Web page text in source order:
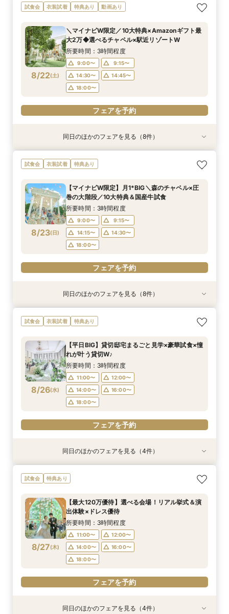
8/21(金)
【初めての見学にオススメ】見積りまでしっかり
相談★全館見学
11:00〜
12:00〜
14:00〜
16:00〜
18:00〜
フェアを予約
8/21(金)
【遠方の方◎オンライン相談会】スマホで簡単！
豪華5大特典付き
11:00〜
13:00〜
14:00〜
16:00〜
18:00〜
フェアを予約
8/21(金)
【10名～会食プラン】貸切邸宅で叶える少人数ウ
エディング相談会
11:00〜
12:00〜
14:00〜
16:00〜
18:00〜
フェアを予約
8/21(金)
【フォト・ベビー服選べる特典有】安心マタニ
ティ相談会
11:00〜
12:00〜
14:00〜
16:00〜
18:00〜
フェアを予約
試食会 衣装試着 特典あり 動画あり
8/22(土)
＼マイナビW限定／10大特典×Amazonギフト最
大2万◆選べるチャペル×駅近リゾートW
所要時間：3時間程度
9:00〜
9:15〜
14:30〜
14:45〜
18:00〜
フェアを予約
特典あり 動画あり
8/22 土)
＜初めての式場見学＞心躍る花嫁の第一歩♪ゆっ
たり相談＆見学会
9:00〜
9:15〜
14:30〜
14:45〜
18:00〜
フェアを予約
特典あり
8/22 土)
【特別婚】マタニティ婚＆パパママキッズ婚に◎
準備安心相談会*
9:00〜
9:15〜
14:30〜
14:45〜
18:00〜
フェアを予約
特典あり
8/22 土)
【料理重視の方◎】シェフ渾身コース試食＆おも
てなし料理特典
9:00〜
9:15〜
14:30〜
14:45〜
18:00〜
フェアを予約
8/22 土)
【60分クイックフェア】会場見学＆相談会*初見
学にも◎
9:00〜
9:15〜
14:30〜
14:45〜
18:00〜
フェアを予約
特典あり
8/22 土)
【全館OK】大切な”ペット”と過ごす挙式＆披露
宴フェア
9:00〜
9:15〜
14:30〜
14:45〜
18:00〜
フェアを予約
8/22 土)
【遠方の方◎オンライン相談会】スマホで簡単！
豪華5大特典付き
9:00〜
9:15〜
14:30〜
14:45〜
18:00〜
フェアを予約
特典あり
8/22 土)
【10名～会食プラン】貸切邸宅で叶える少人数ウ
エディング相談会
9:00〜
9:15〜
14:15〜
14:30〜
18:00〜
フェアを予約
特典あり
8/22 土)
【カメラマン指名可】テーマ設定で叶える充実の
フォト婚フェア
9:00〜
9:15〜
14:30〜
14:45〜
18:00〜
フェアを予約
同日のほかのフェアを見る（8件）
試食会 衣装試着 特典あり
8/23(日)
【マイナビW限定】月1*BIG＼森のチャペル×圧
巻の大階段／10大特典＆国産牛試食
所要時間：3時間程度
9:00〜
9:15〜
14:15〜
14:30〜
18:00〜
フェアを予約
特典あり 動画あり
8/23(日)
＜初めての式場見学＞心躍る花嫁の第一歩♪ゆっ
たり相談＆見学会
9:00〜
14:30〜
14:45〜
18:00〜
フェアを予約
特典あり
8/23(日)
【特別婚】マタニティ婚＆パパママキッズ婚に◎
準備安心相談会*
9:00〜
14:30〜
14:45〜
18:00〜
フェアを予約
特典あり
8/23(日)
【料理重視の方◎】シェフ渾身コース試食＆おも
てなし料理特典
9:00〜
14:30〜
14:45〜
18:00〜
フェアを予約
8/23(日)
【60分クイックフェア】会場見学＆相談会*初見
学にも◎
9:00〜
14:30〜
14:45〜
18:00〜
フェアを予約
特典あり
8/23(日)
【全館OK】大切な”ペット”と過ごす挙式＆披露
宴フェア
9:00〜
14:30〜
14:45〜
18:00〜
フェアを予約
8/23(日)
【遠方の方◎オンライン相談会】スマホで簡単！
豪華5大特典付き
9:00〜
14:30〜
14:45〜
18:00〜
フェアを予約
特典あり
8/23(日)
【10名～会食プラン】貸切邸宅で叶える少人数ウ
エディング相談会
9:00〜
14:15〜
14:30〜
18:00〜
フェアを予約
特典あり
8/23(日)
【カメラマン指名可】テーマ設定で叶える充実の
フォト婚フェア
9:00〜
14:30〜
14:45〜
18:00〜
フェアを予約
同日のほかのフェアを見る（8件）
試食会 衣装試着 特典あり
8/26(水)
【平日BIG】貸切邸宅まるごと見学×豪華試食×憧
れが叶う貸切W♪
所要時間：3時間程度
11:00〜
12:00〜
14:00〜
16:00〜
18:00〜
フェアを予約
特典あり
8/26(水)
【初めての見学にオススメ】見積りまでしっかり
相談★全館見学
11:00〜
12:00〜
14:00〜
16:00〜
18:00〜
フェアを予約
8/26(水)
【遠方の方◎オンライン相談会】スマホで簡単！
豪華5大特典付き
11:00〜
13:00〜
14:00〜
16:00〜
18:00〜
フェアを予約
特典あり
8/26(水)
【10名～会食プラン】貸切邸宅で叶える少人数ウ
エディング相談会
11:00〜
12:00〜
14:00〜
16:00〜
18:00〜
フェアを予約
特典あり
8/26(水)
【フォト・ベビー服選べる特典有】安心マタニ
ティ相談会
11:00〜
12:00〜
14:00〜
16:00〜
18:00〜
フェアを予約
同日のほかのフェアを見る（4件）
試食会 特典あり
8/27(木)
【最大120万優待】選べる会場！リアル挙式＆演
出体験×ドレス優待
所要時間：3時間程度
11:00〜
12:00〜
14:00〜
16:00〜
18:00〜
フェアを予約
特典あり
特典あり
特典あり同日のほかのフェアを見る（4件）